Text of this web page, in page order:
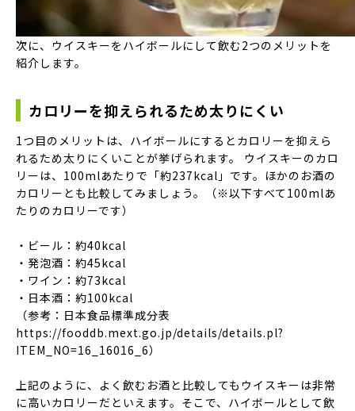
次に、ウイスキーをハイボールにして飲む2つのメリットを
紹介します。
カロリーを抑えられるため太りにくい
1つ目のメリットは、ハイボールにするとカロリーを抑えら
れるため太りにくいことが挙げられます。 ウイスキーのカロ
リーは、100mlあたりで「約237kcal」です。ほかのお酒の
カロリーとも比較してみましょう。（※以下すべて100mlあ
たりのカロリーです）
・ビール：約40kcal
・発泡酒：約45kcal
・ワイン：約73kcal
・日本酒：約100kcal
（参考：日本食品標準成分表
https://fooddb.mext.go.jp/details/details.pl?
ITEM_NO=16_16016_6）
上記のように、よく飲むお酒と比較してもウイスキーは非常
に高いカロリーだといえます。そこで、ハイボールとして飲